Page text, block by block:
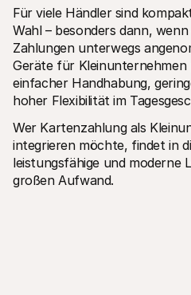
Für viele Händler sind
Wahl – besonders dann,
Zahlungen unterwegs
Geräte für Kleinunternehmen
einfacher Handhabung,
hoher Flexibilität im
Wer Kartenzahlung als
integrieren möchte, findet in
leistungsfähige und moderne
großen Aufwand.